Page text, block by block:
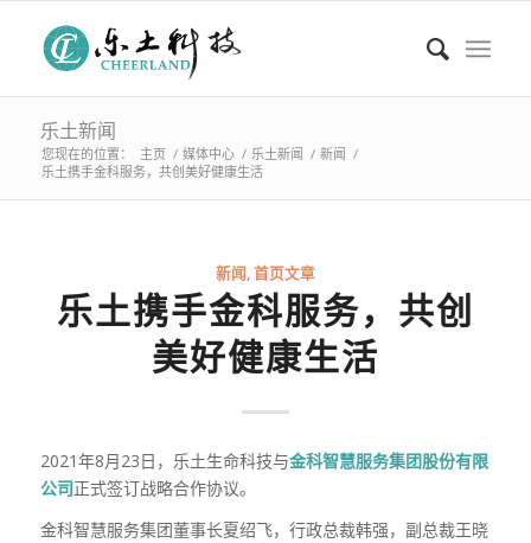
乐土新闻
您现在的位置： 主页 / 媒体中心 / 乐土新闻 / 新闻 /
乐土携手金科服务，共创美好健康生活
新闻,首页文章
乐土携手金科服务，共创
美好健康生活
2021年8月23日，乐土生命科技与金科智慧服务集团股份有限
公司正式签订战略合作协议。
金科智慧服务集团董事长夏绍飞，行政总裁韩强，副总裁王晓